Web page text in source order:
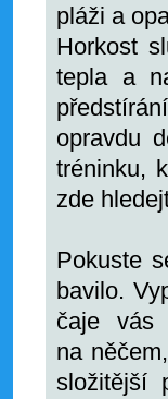
pláži a
Horkost
tepla a
opravdu
tréninku,
zde
Pokuste
bavilo.
čaje vás
na
složitější